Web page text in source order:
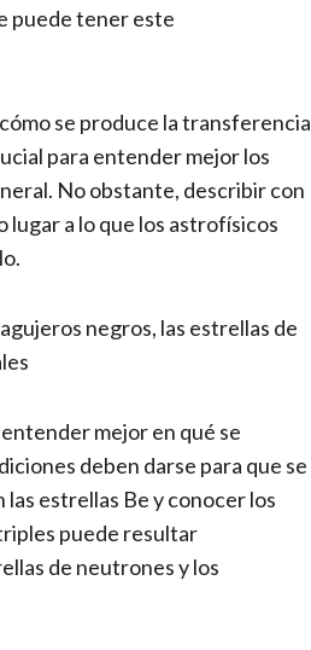
puede tener este
se produce la transferencia
para entender mejor los
No obstante, describir con
a lo que los astrofísicos
negros, las estrellas de
mejor en qué se
deben darse para que se
estrellas Be y conocer los
puede resultar
de neutrones y los